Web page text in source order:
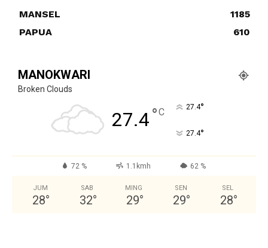
MANSEL
1185
PAPUA
610
MANOKWARI
Broken Clouds
27.4°C 27.4°
27.4°
72 % 1.1kmh 62 %
JUM
28°
SAB
32°
MING
29°
SEN
29°
SEL
28°